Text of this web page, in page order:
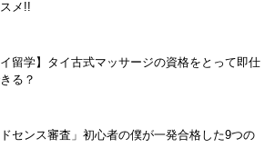
メ!!
イ留学】タイ古式マッサージの資格をとって即仕
る？
ドセンス審査」初心者の僕が一発合格した9つの